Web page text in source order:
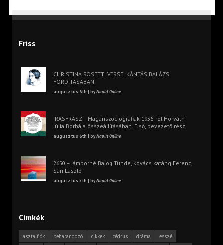
Friss
CHRISTINA ROSETTI VERSEI KÁNTÁS BALÁZS
FORDÍTÁSÁBAN
augusztus 6th | byNapút Online
ÍRÁSFRÁSZ – Magánszociográfiák 1956-ról Horváth
Júlia Borbála összeállításában. Első, bevezető rész
augusztus 6th | byNapút Online
2650 – Jámborné Balog Tünde, Kovács katáng Ferenc,
Sári László
augusztus 5th | byNapút Online
Címkék
asztalfiók beharangozó cikkek cédrus dráma
esszé